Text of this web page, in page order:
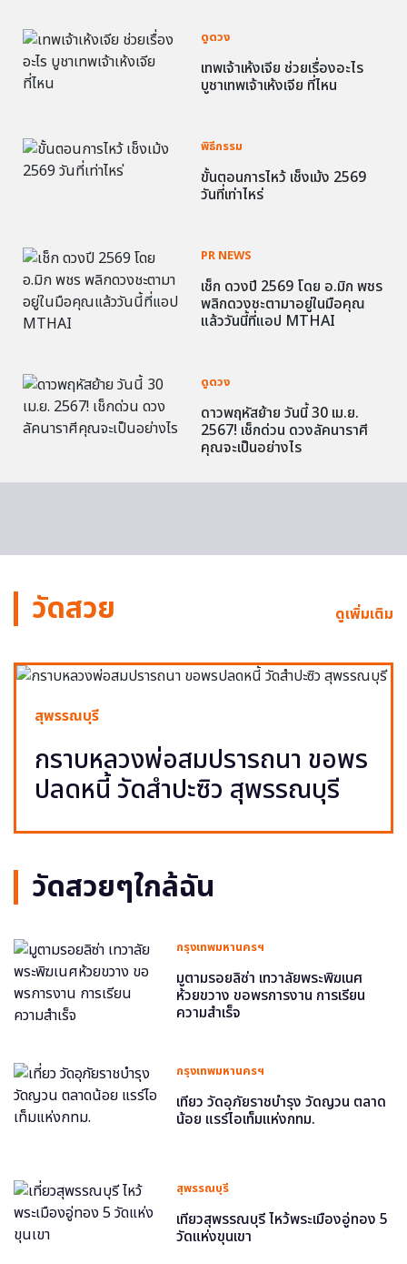
ดูดวง
เทพเจ้าเห้งเจีย ช่วยเรื่องอะไร
บูชาเทพเจ้าเห้งเจีย ที่ไหน
พิธีกรรม
ขั้นตอนการไหว้ เช็งเม้ง 2569
วันที่เท่าไหร่
PR NEWS
เช็ก ดวงปี 2569 โดย อ.มิก พชร
พลิกดวงชะตามาอยู่ในมือคุณ
แล้ววันนี้ที่แอป MTHAI
ดูดวง
ดาวพฤหัสย้าย วันนี้ 30 เม.ย.
2567! เช็กด่วน ดวงลัคนาราศี
คุณจะเป็นอย่างไร
วัดสวย ดูเพิ่มเติม
สุพรรณบุรี
กราบหลวงพ่อสมปรารถนา ขอพร
ปลดหนี้ วัดสำปะซิว สุพรรณบุรี
วัดสวยๆใกล้ฉัน
กรุงเทพมหานครฯ
มูตามรอยลิซ่า เทวาลัยพระพิฆเนศ
ห้วยขวาง ขอพรการงาน การเรียน
ความสำเร็จ
กรุงเทพมหานครฯ
เที่ยว วัดอุภัยราชบำรุง วัดญวน ตลาด
น้อย แรร์ไอเท็มแห่งกทม.
สุพรรณบุรี
เที่ยวสุพรรณบุรี ไหว้พระเมืองอู่ทอง 5
วัดแห่งขุนเขา